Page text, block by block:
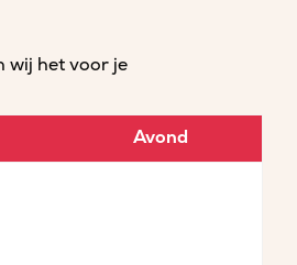
wij het voor je
Avond